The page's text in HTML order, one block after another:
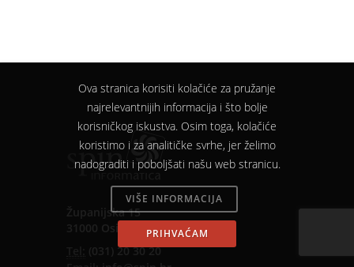
Županijska 15
31000 Osijek
(031) 20 30 20
Ova stranica korisiti kolačiće za pružanje
najrelevantnijih informacija i što bolje
korisničkog iskustva. Osim toga, kolačiće
koristimo i za analitičke svrhe, jer želimo
nadograditi i poboljšati našu web stranicu.
VIŠE INFORMACIJA
PRIHVAĆAM